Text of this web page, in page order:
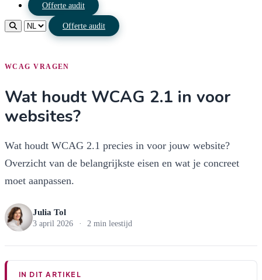
Offerte audit
Offerte audit
WCAG VRAGEN
Wat houdt WCAG 2.1 in voor
websites?
Wat houdt WCAG 2.1 precies in voor jouw website?
Overzicht van de belangrijkste eisen en wat je concreet
moet aanpassen.
Julia Tol
3 april 2026 · 2 min leestijd
IN DIT ARTIKEL